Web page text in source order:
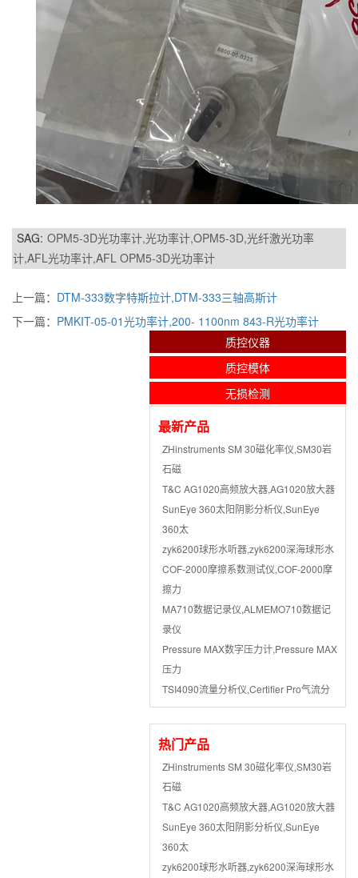
SAG: OPM5-3D光功率计,光功率计,OPM5-3D,光纤激光功率
计,AFL光功率计,AFL OPM5-3D光功率计
上一篇： DTM-333数字特斯拉计,DTM-333三轴高斯计
下一篇： PMKIT-05-01光功率计,200- 1100nm 843-R光功率计
质控仪器
质控模体
无损检测
最新产品
ZHinstruments SM 30磁化率仪,SM30岩
石磁
T&C AG1020高频放大器,AG1020放大器
SunEye 360太阳阴影分析仪,SunEye
360太
zyk6200球形水听器,zyk6200深海球形水
COF-2000摩擦系数测试仪,COF-2000摩
擦力
MA710数据记录仪,ALMEMO710数据记
录仪
Pressure MAX数字压力计,Pressure MAX
压力
TSI4090流量分析仪,Certifier Pro气流分
热门产品
ZHinstruments SM 30磁化率仪,SM30岩
石磁
T&C AG1020高频放大器,AG1020放大器
SunEye 360太阳阴影分析仪,SunEye
360太
zyk6200球形水听器,zyk6200深海球形水